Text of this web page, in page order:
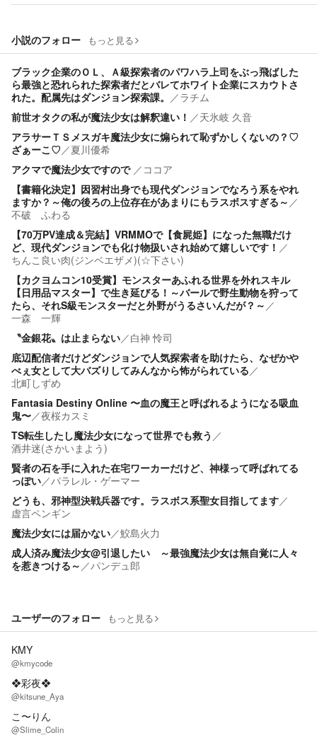
小説のフォロー もっと見る
ブラック企業のＯＬ、Ａ級探索者のパワハラ上司をぶっ飛ばした
ら最強と恐れられた探索者だとバレてホワイト企業にスカウトさ
れた。配属先はダンジョン探索課。 ／ラチム
前世オタクの私が魔法少女は解釈違い！ ／天氷岐 久音
アラサーＴＳメスガキ魔法少女に煽られて恥ずかしくないの？♡
ざぁーこ♡／夏川優希
アクマで魔法少女ですので ／ ココア
【書籍化決定】因習村出身でも現代ダンジョンでなろう系をやれ
ますか？～俺の後ろの上位存在があまりにもラスボスすぎる～ ／
不破 ふわる
【70万PV達成＆完結】VRMMOで【食屍姫】になった無職だけ
ど、現代ダンジョンでも化け物扱いされ始めて嬉しいです！ ／
ちんこ良い肉(ジンベエザメ)(☆下さい)
【カクヨムコン10受賞】モンスターあふれる世界を外れスキル
【日用品マスター】で生き延びる！～バールで野生動物を狩って
たら、それS級モンスターだと外野がうるさいんだが？～ ／
一森 一輝
〝金銀花〟は止まらない／白神 怜司
底辺配信者だけどダンジョンで人気探索者を助けたら、なぜかや
べぇ女として大バズりしてみんなから怖がられている／
北町しずめ
Fantasia Destiny Online 〜血の魔王と呼ばれるようになる吸血
鬼〜／夜桜カスミ
TS転生したし魔法少女になって世界でも救う ／
酒井迷(さかいまよう)
賢者の石を手に入れた在宅ワーカーだけど、神様って呼ばれてる
っぽい／パラレル・ゲーマー
どうも、邪神型決戦兵器です。ラスボス系聖女目指してます／
虚言ペンギン
魔法少女には届かない／鮫島火力
成人済み魔法少女@引退したい ～最強魔法少女は無自覚に人々
を惹きつける～ ／パンデュ郎
ユーザーのフォロー もっと見る
KMY
@kmycode
❖彩夜❖
@kitsune_Aya
こ〜りん
@Slime_Colin